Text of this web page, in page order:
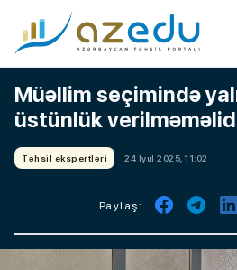
Müəllim seçimində
üstünlük
Təhsil ekspertləri 24 İyul 2025, 11:02
Paylaş: